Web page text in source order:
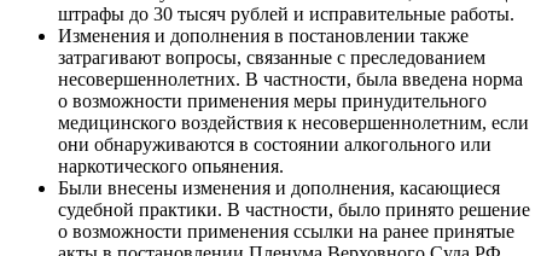
штрафы до 30 тысяч рублей и исправительные работы.
Изменения и дополнения в постановлении также
затрагивают вопросы, связанные с преследованием
несовершеннолетних. В частности, была введена норма
о возможности применения меры принудительного
медицинского воздействия к несовершеннолетним, если
они обнаруживаются в состоянии алкогольного или
наркотического опьянения.
Были внесены изменения и дополнения, касающиеся
судебной практики. В частности, было принято решение
о возможности применения ссылки на ранее принятые